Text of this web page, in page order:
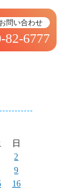
問い合わせ
82-6777
太造日記
日
2
9
16